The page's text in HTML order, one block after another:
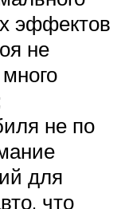
эффектов
не
не по
для
что